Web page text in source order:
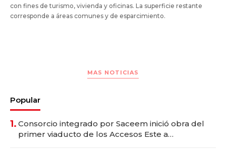
con fines de turismo, vivienda y oficinas. La superficie restante
corresponde a áreas comunes y de esparcimiento.
MAS NOTICIAS
Popular
1. Consorcio integrado por Saceem inició obra del
primer viaducto de los Accesos Este a